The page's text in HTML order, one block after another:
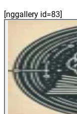
[nggallery id=83]